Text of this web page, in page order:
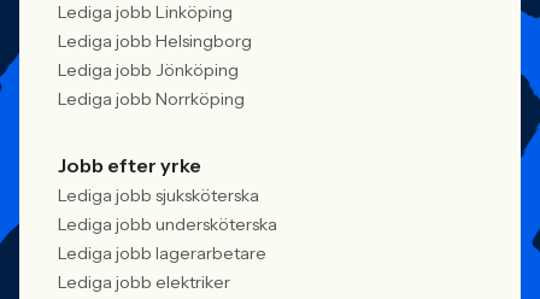
Lediga jobb Linköping
Lediga jobb Helsingborg
Lediga jobb Jönköping
Lediga jobb Norrköping
Jobb efter yrke
Lediga jobb sjuksköterska
Lediga jobb undersköterska
Lediga jobb lagerarbetare
Lediga jobb elektriker